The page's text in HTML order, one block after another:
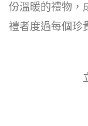
份溫暖的禮物，
禮者度過每個珍